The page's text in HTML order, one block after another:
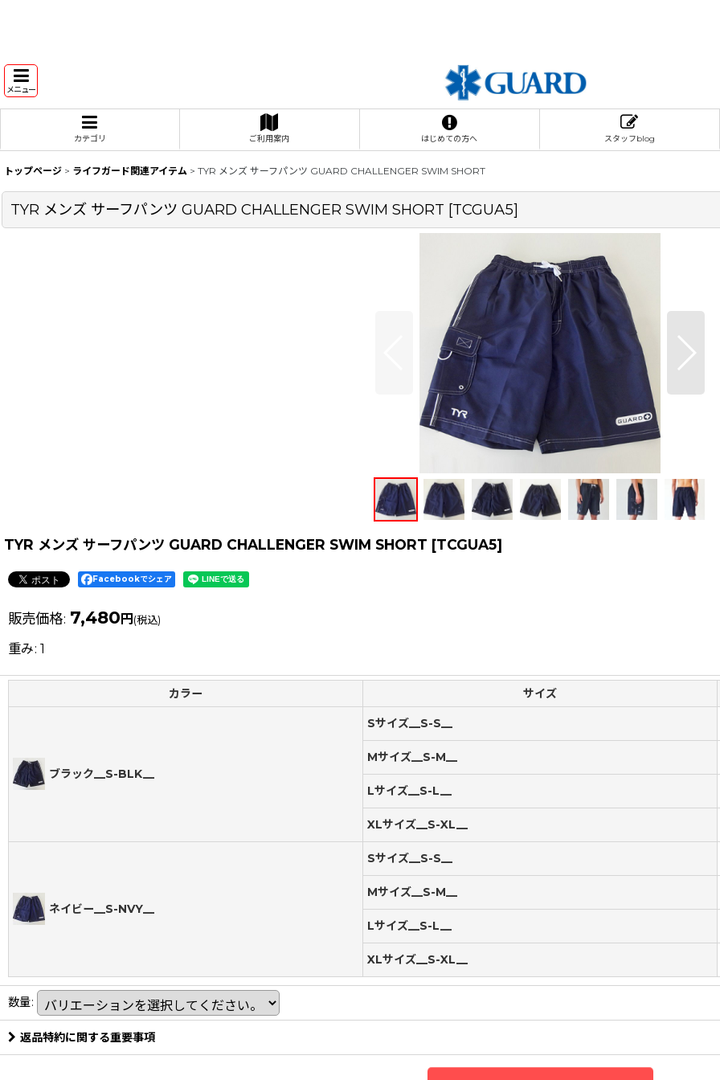
メニュー
カテゴリ ご利用案内 はじめての方へ スタッフblog
トップページ > ライフガード関連アイテム > TYR メンズ サーフパンツ GUARD CHALLENGER SWIM SHORT
TYR メンズ サーフパンツ GUARD CHALLENGER SWIM SHORT [TCGUA5]
TYR メンズ サーフパンツ GUARD CHALLENGER SWIM SHORT [TCGUA5]
Facebookでシェア
販売価格: 7,480 円 (税込)
重み: 1
カラー サイズ
ブラック__S-BLK__
Sサイズ__S-S__
Mサイズ__S-M__
Lサイズ__S-L__
XLサイズ__S-XL__
ネイビー__S-NVY__
Sサイズ__S-S__
Mサイズ__S-M__
Lサイズ__S-L__
XLサイズ__S-XL__
数量:
返品特約に関する重要事項